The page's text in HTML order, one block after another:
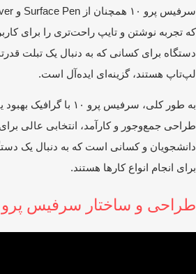
تجربه نوشتن و تایپ راحت‌تری را برای
برای کسانی که به دنبال یک تبلت
هستند، گزینه‌ای ایده‌آل است.
به طور کلی، سرفیس پرو ۱۰ با
جمع‌وجور و کارآمد، انتخابی عالی برای
و کسانی است که به دنبال یک
انجام انواع کارها هستند.
و ساختار سرفیس پرو ۱۰